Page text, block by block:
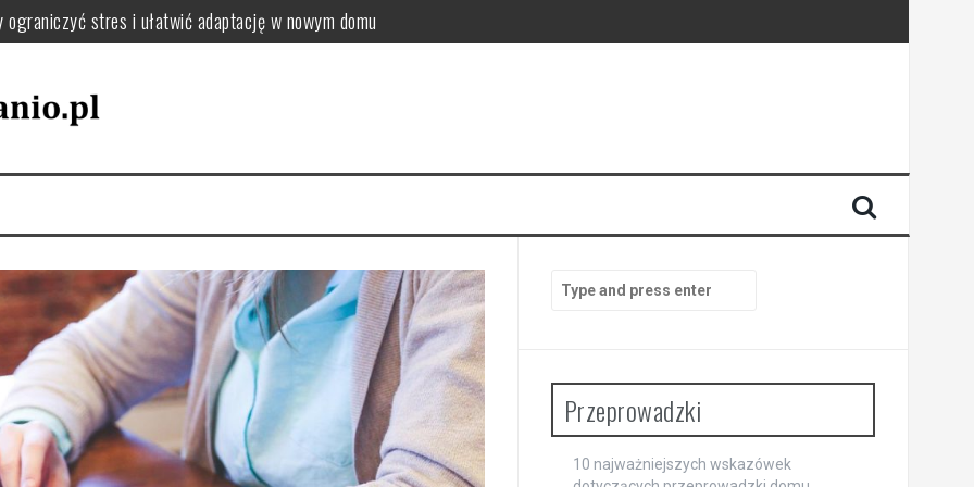
uporządkować zmiany adresu i dokumentów krok po kroku
oraz tekstylia podczas przeprowadzki – praktyczne wskazówki
chaosu i jak uniknąć przeciążenia pakowania
wybrać sposób, który zminimalizuje stres i koszty
by uniknąć chaosu i dobrze się zorganizować
Search
for:
Przeprowadzki
10 najważniejszych wskazówek